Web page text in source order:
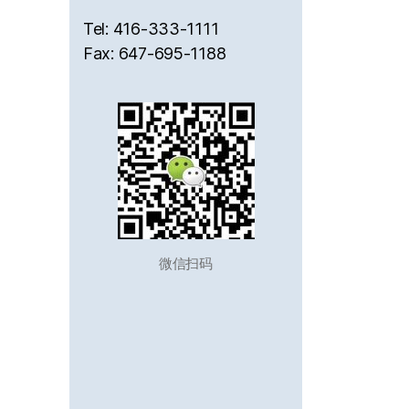
Tel: 416-333-1111
Fax: 647-695-1188
微信扫码